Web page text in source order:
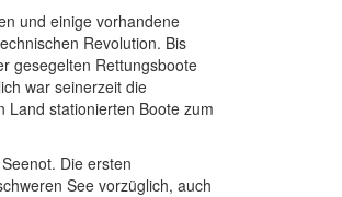
und einige vorhandene
Revolution. Bis
gesegelten Rettungsboote
war seinerzeit die
Land stationierten Boote zum
Die ersten
See vorzüglich, auch